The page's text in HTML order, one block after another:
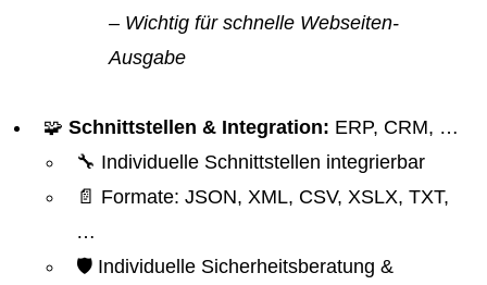
– Wichtig für schnelle Webseiten-
Ausgabe
🧩 Schnittstellen & Integration: ERP, CRM, …
🔧 Individuelle Schnittstellen integrierbar
📄 Formate: JSON, XML, CSV, XSLX, TXT,
…
🛡️ Individuelle Sicherheitsberatung &